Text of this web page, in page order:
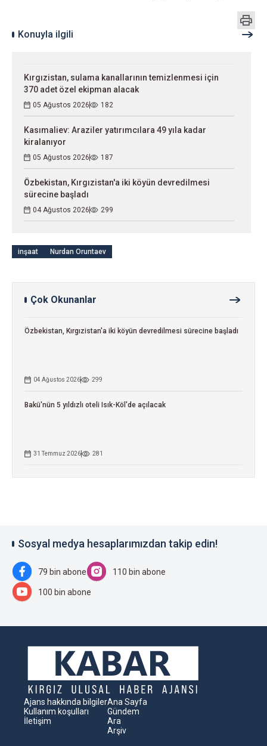
Konuyla ilgili
Kırgızistan, sulama kanallarının temizlenmesi için
370 adet özel ekipman alacak
05 Ağustos 2026 182
Kasımaliev: Araziler yatırımcılara 49 yıla kadar
kiralanıyor
05 Ağustos 2026 187
Özbekistan, Kırgızistan'a iki köyün devredilmesi
sürecine başladı
04 Ağustos 2026 299
inşaat Nurdan Oruntaev
Çok Okunanlar
Özbekistan, Kırgızistan'a iki köyün devredilmesi sürecine başladı
04 Ağustos 2026 299
Bakü'nün 5 yıldızlı oteli Isık-Köl'de açılacak
31 Temmuz 2026 281
Sosyal medya hesaplarımızdan takip edin!
79 bin abone 110 bin abone
100 bin abone
Ajans hakkında bilgiler
Kullanım koşulları
İletişim
Ana Sayfa
Gündem
Ara
Arşiv